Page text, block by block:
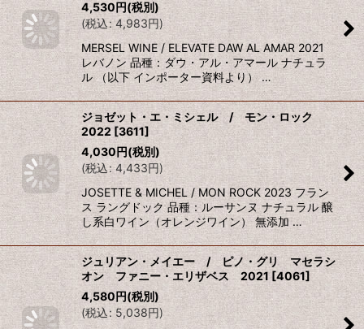
4,530円(税別)
(税込: 4,983円)
MERSEL WINE / ELEVATE DAW AL AMAR 2021
レバノン 品種：ダウ・アル・アマール ナチュラ
ル （以下 インポーター資料より） …
ジョゼット・エ・ミシェル / モン・ロック
2022[3611]
4,030円(税別)
(税込: 4,433円)
JOSETTE & MICHEL / MON ROCK 2023 フラン
ス ラングドック 品種：ルーサンヌ ナチュラル 醸
し系白ワイン（オレンジワイン） 無添加 …
ジュリアン・メイエー / ピノ・グリ マセラシ
オン ファニー・エリザベス 2021 [4061]
4,580円(税別)
(税込: 5,038円)